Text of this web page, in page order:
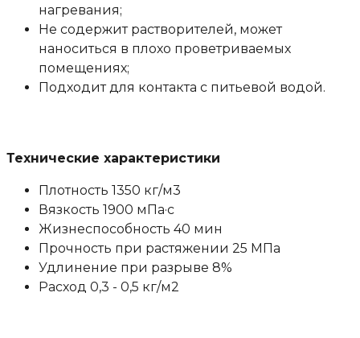
нагревания;
Не содержит растворителей, может
наноситься в плохо проветриваемых
помещениях;
Подходит для контакта с питьевой водой.
Технические характеристики
Плотность 1350 кг/м3
Вязкость 1900 мПа·с
Жизнеспособность 40 мин
Прочность при растяжении 25 МПа
Удлинение при разрыве 8%
Расход 0,3 - 0,5 кг/м2